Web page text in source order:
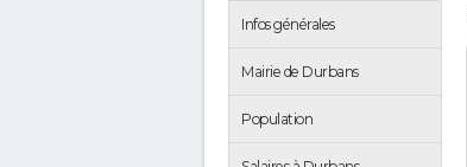
Infos générales
Mairie de Durbans
Population